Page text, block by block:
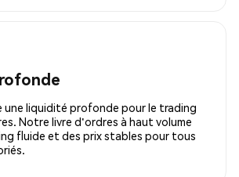
une liquidité profonde pour le trading
Notre livre d'ordres à haut volume
fluide et des prix stables pour tous